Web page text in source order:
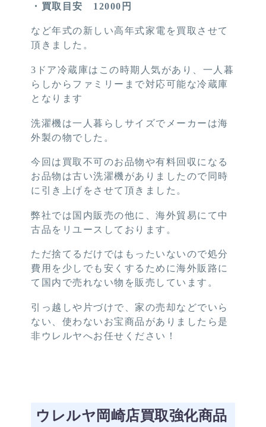
・買取目安 12000円
など年式の新しい高年式家電を買取させて
頂きました。
3ドア冷蔵庫はこの時期人気があり、一人暮
らしからファミリーまで対応可能な冷蔵庫
となります
洗濯機は一人暮らしサイズでメーカーは海
外製の物でした。
今回は買取不可のお品物や有料回収になる
お品物は古い洗濯機がありましたので同時
に引き上げをさせて頂きました。
弊社では国内販売の他に、海外貿易にて中
古品をリユースしております。
ただ捨てるだけではもったいないので処分
費用を少しでも安くするために海外販路に
て国内で売れない物を販売しています。
引っ越しや片づけで、家の売却などでいら
ない、使わないお宝商品がありましたら是
非ウレルヤへお任せください！
ウレルヤ岡崎店買取強化商品